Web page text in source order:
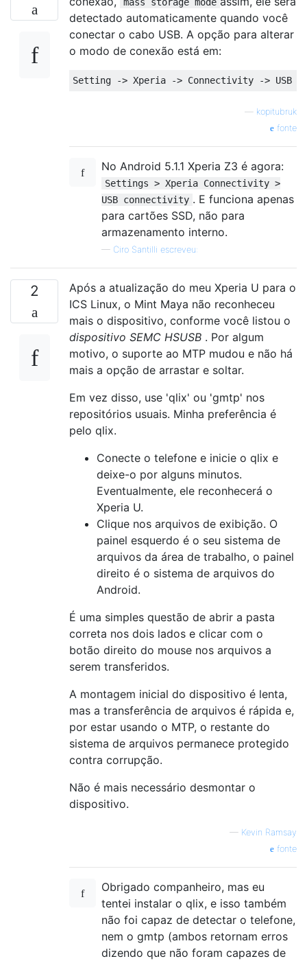
detectado automaticamente quando você
conectar o cabo USB. A opção para alterar
o modo de conexão está em:
kopitubruk
fonte
No Android 5.1.1 Xperia Z3 é agora:
Settings > Xperia Connectivity >
USB connectivity . E funciona apenas
para cartões SSD, não para
armazenamento interno.
— Ciro Santilli escreveu:
2
Após a atualização do meu Xperia U para o
ICS Linux, o Mint Maya não reconheceu
mais o dispositivo, conforme você listou o
dispositivo SEMC HSUSB . Por algum
motivo, o suporte ao MTP mudou e não há
mais a opção de arrastar e soltar.
Em vez disso, use 'qlix' ou 'gmtp' nos
repositórios usuais. Minha preferência é
pelo qlix.
Conecte o telefone e inicie o qlix e
deixe-o por alguns minutos.
Eventualmente, ele reconhecerá o
Xperia U.
Clique nos arquivos de exibição. O
painel esquerdo é o seu sistema de
arquivos da área de trabalho, o painel
direito é o sistema de arquivos do
Android.
É uma simples questão de abrir a pasta
correta nos dois lados e clicar com o
botão direito do mouse nos arquivos a
serem transferidos.
A montagem inicial do dispositivo é lenta,
mas a transferência de arquivos é rápida e,
por estar usando o MTP, o restante do
sistema de arquivos permanece protegido
contra corrupção.
Não é mais necessário desmontar o
dispositivo.
— Kevin Ramsay
fonte
Obrigado companheiro, mas eu
tentei instalar o qlix, e isso também
não foi capaz de detectar o telefone,
nem o gmtp (ambos retornam erros
dizendo que não foram capazes de